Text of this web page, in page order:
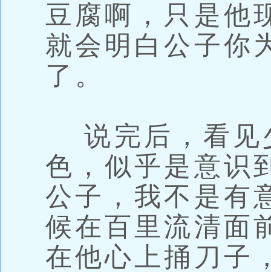
豆腐啊，只是他
就会明白公子你
了。
说完后，看见
色，似乎是意识
公子，我不是有
候在百里流清面
在他心上捅刀子